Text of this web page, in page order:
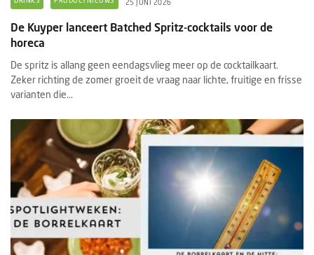
25 JUNI 2026
De Kuyper lanceert Batched Spritz-cocktails voor de
horeca
De spritz is allang geen eendagsvlieg meer op de cocktailkaart.
Zeker richting de zomer groeit de vraag naar lichte, fruitige en frisse
varianten die...